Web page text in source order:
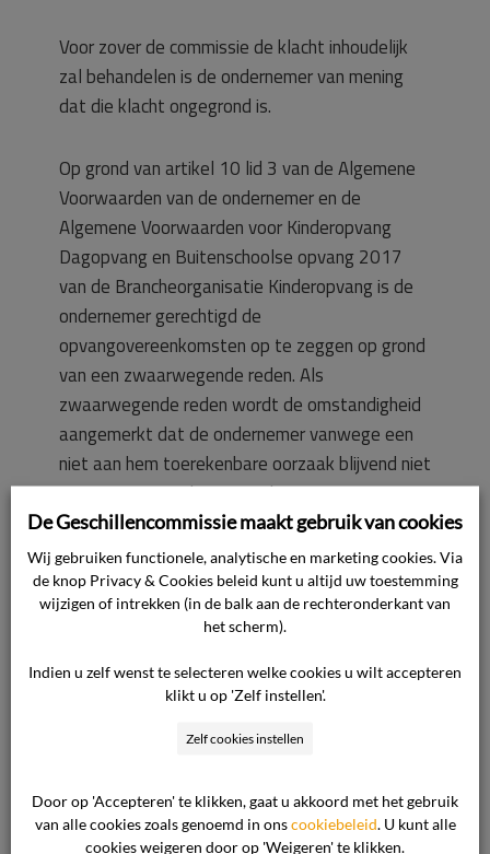
Voor zover de commissie de klacht inhoudelijk
zal behandelen is de ondernemer van mening
dat die klacht ongegrond is.
Op grond van artikel 10 lid 3 van de Algemene
Voorwaarden van de ondernemer en de
Algemene Voorwaarden voor Kinderopvang
Dagopvang en Buitenschoolse opvang 2017
van de Brancheorganisatie Kinderopvang is de
ondernemer gerechtigd de
opvangovereenkomsten op te zeggen op grond
van een zwaarwegende reden. Als
zwaarwegende reden wordt de omstandigheid
aangemerkt dat de ondernemer vanwege een
niet aan hem toerekenbare oorzaak blijvend niet
meer in staat is de overeenkomsten uit te
voeren.
De ondernemer werd geconfronteerd met een
opzegging van de huurovereenkomst van [naam
kinderdagverblijf 1] per 1 januari 2025. De
ondernemer heeft alle mogelijke moeite gedaan
om een alternatieve geschikte opvanglocatie te
vinden. Zo is getracht de huurovereenkomst te
zijn diverse makelaars benaderd om te kijken
naar koop of huur van andere locaties, is BPD
De Geschillencommissie maakt gebruik van cookies
Wij gebruiken functionele, analytische en marketing cookies. Via
de knop Privacy & Cookies beleid kunt u altijd uw toestemming
wijzigen of intrekken (in de balk aan de rechteronderkant van
het scherm).
Indien u zelf wenst te selecteren welke cookies u wilt accepteren
klikt u op 'Zelf instellen'.
Zelf cookies instellen
Door op 'Accepteren' te klikken, gaat u akkoord met het gebruik
van alle cookies zoals genoemd in onscookiebeleid . U kunt alle
cookies weigeren door op 'Weigeren' te klikken.